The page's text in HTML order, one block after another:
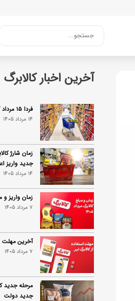
آخرین اخبار کالابرگ
فردا ۱۵ مرداد کالابرگ این افراد واریز می‌شود
14 مرداد 1405
زمان شارژ
جدید واریز
14 مرداد 1405
زمان واریز و
7 مرداد 1405
آخرین مهلت
7 مرداد 1405
مرحله جدید
جدید دولت